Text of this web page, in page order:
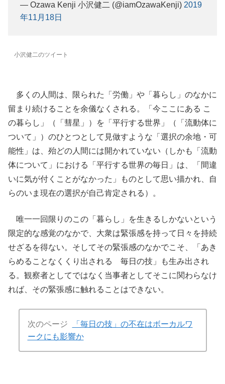
— Ozawa Kenji 小沢健二 (@iamOzawaKenji) 2019
年11月18日
小沢健二のツイート
多くの人間は、限られた「労働」や「暮らし」のなかに
留まり続けることを余儀なくされる。「今ここにある こ
の暮らし」（「彗星」）を「平行する世界」（「流動体に
ついて」）のひとつとして見做すような「選択の余地・可
能性」は、殆どの人間には開かれていない（しかも「流動
体について」における「平行する世界の毎日」は、「間違
いに気が付くことがなかった」ものとして思い描かれ、自
らのいま現在の選択が自己肯定される）。
唯一一回限りのこの「暮らし」を生きるしかないという
限定的な感覚のなかで、大衆は緊張感を持って日々を持続
せざるを得ない。そしてその緊張感のなかでこそ、「あき
らめることなくくり出される 毎日の技」も生み出され
る。観察者としてではなく当事者としてそこに関わらなけ
れば、その緊張感に触れることはできない。
次のページ
「毎日の技」の不在はボーカルワ
ークにも影響か